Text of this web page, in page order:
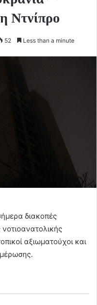
Ντνίπρο
52 Less than a minute
διακοπές
αξιωματούχοι και